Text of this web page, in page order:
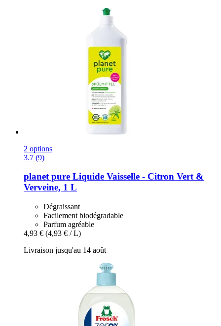
2 options
3.7 (9)
planet pure Liquide Vaisselle -​ Citron Vert &
Verveine, 1 L
Dégraissant
Facilement biodégradable
Parfum agréable
4,93 € (4,93 € / L)
Livraison jusqu'au 14 août